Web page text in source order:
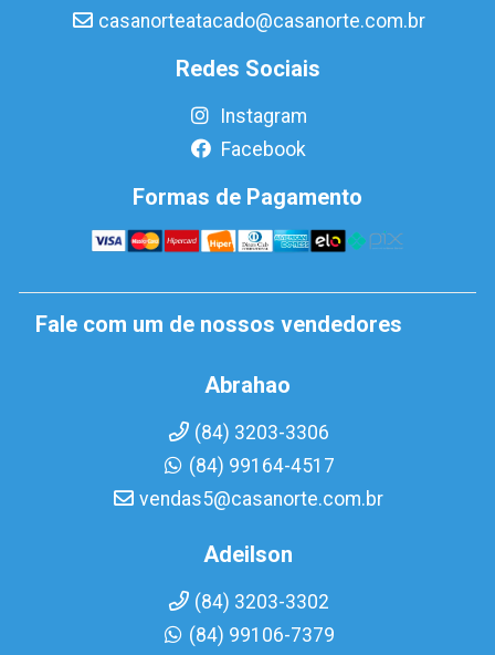
casanorteatacado@casanorte.com.br
Redes Sociais
Instagram
Facebook
Formas de Pagamento
Fale com um de nossos vendedores
Abrahao
(84) 3203-3306
(84) 99164-4517
vendas5@casanorte.com.br
Adeilson
(84) 3203-3302
(84) 99106-7379